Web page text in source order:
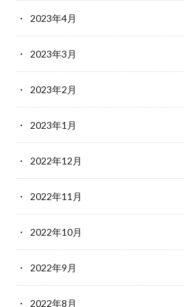
2023年4月
2023年3月
2023年2月
2023年1月
2022年12月
2022年11月
2022年10月
2022年9月
2022年8月